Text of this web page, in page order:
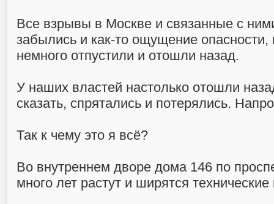
Все взрывы в Москве и связанные с
забылись и как-то ощущение опасности,
немного отпустили и отошли назад.
У наших властей настолько отошли
сказать, спрятались и потерялись.
Так к чему это я всё?
Во внутреннем дворе дома 146 по
много лет растут и ширятся